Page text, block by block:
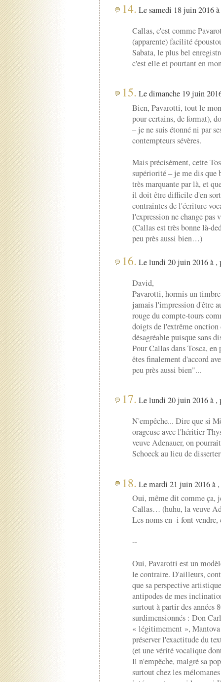
14. Le samedi 18 juin 2016
Callas, c'est comme
(apparente) facilité
Sabata, le plus bel
c'est elle et pourtant en
15. Le dimanche 19 juin
Bien, Pavarotti, tout le
pour certains, de format),
– je ne suis étonné ni par
contempteurs sévères.
Mais précisément, cette
supériorité – je me dis que
très marquante par là, et
il doit être difficile d'en
contraintes de l'écriture
l'expression ne change pas
(Callas est très bonne là-
peu près aussi bien…)
16. Le lundi 20 juin 2016 à ,
David,
Pavarotti, hormis un timbre
jamais l'impression d'être
rouge du compte-tours
doigts de l'extrême
désagréable puisque sans
Pour Callas dans Tosca,
êtes finalement d'accord
peu près aussi bien"...
17. Le lundi 20 juin 2016 à ,
N'empêche... Dire que si
orageuse avec l'héritier
veuve Adenauer, on
Schoeck au lieu de
18. Le mardi 21 juin 2016 à
Oui, même dit comme ça,
Callas… (huhu, la veuve
Les noms en -i font vendre,
--
Oui, Pavarotti est un
le contraire. D'ailleurs,
que sa perspective
antipodes de mes
surtout à partir des années
surdimensionnés : Don
« légitimement »,
préserver l'exactitude du
(et une vérité vocalique
Il n'empêche, malgré sa
surtout chez les